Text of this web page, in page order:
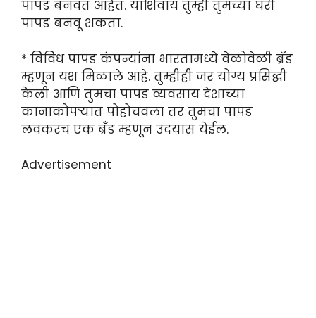
पापड बनवत आहेत. याशिवाय तुम्ही तुमच्या घरी
पापड बनवू शकता.
* विविध पापड कंपन्यांना भारतामध्ये वेळोवेळी ब्रँड
म्हणून यश मिळाले आहे. तुम्हीही जर योग्य प्रसिद्धी
केली आणि तुमचा पापड व्यवसाय देशाच्या
कानाकोपऱ्यात पोहोचवला तर तुमचा पापड
लवकरच एक ब्रँड म्हणून उदयास येईल.
Advertisement